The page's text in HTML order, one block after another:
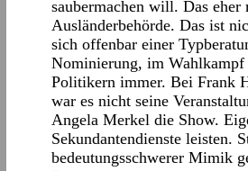
saubermachen will. Das
Ausländerbehörde. Das ist
sich offenbar einer
Nominierung, im
Politikern immer. Bei Frank
war es nicht seine
Angela Merkel die Show.
Sekundantendienste leisten.
bedeutungsschwerer Mimik